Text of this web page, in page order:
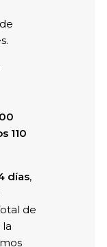
110
días,
de
la